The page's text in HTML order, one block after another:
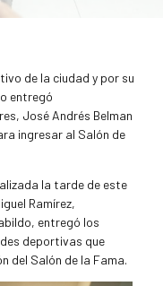
de la ciudad y por su
entregó
José Andrés Belman
ingresar al Salón de
la tarde de este
Ramírez,
entregó los
deportivas que
del Salón de la Fama.